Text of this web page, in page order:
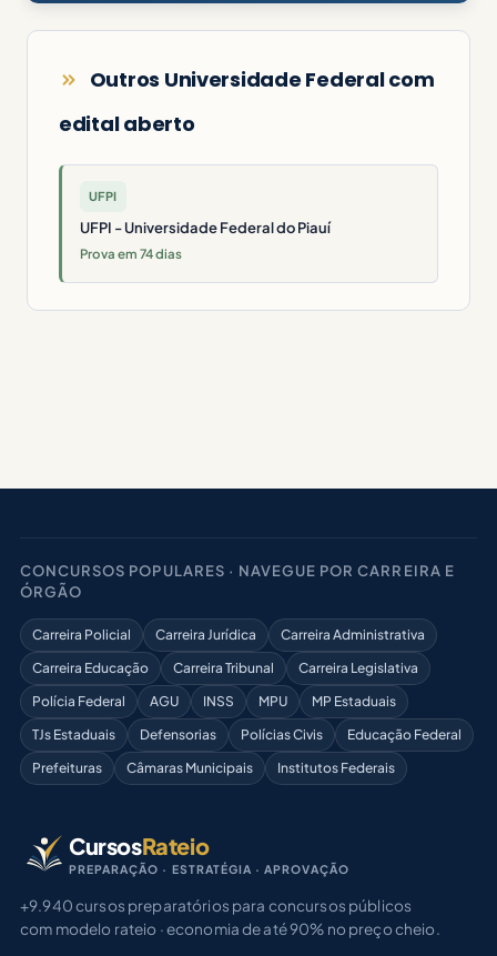
Outros Universidade Federal com
edital aberto
UFPI
UFPI - Universidade Federal do Piauí
Prova em 74 dias
CONCURSOS POPULARES · NAVEGUE POR CARREIRA E
ÓRGÃO
Carreira Policial Carreira Jurídica
Carreira Administrativa
Carreira Educação
Carreira Tribunal
Carreira Legislativa
Polícia Federal
AGU INSS MPU
MP Estaduais
TJs Estaduais
Defensorias Polícias Civis
Educação Federal
Prefeituras
Câmaras Municipais Institutos Federais
CursosRateio
PREPARAÇÃO · ESTRATÉGIA · APROVAÇÃO
+9.940 cursos preparatórios para concursos públicos
com modelo rateio · economia de até 90% no preço cheio.